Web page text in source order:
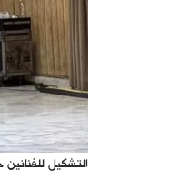
التشكيل